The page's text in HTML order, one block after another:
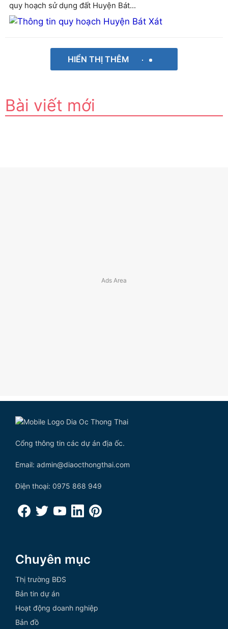
quy hoạch sử dụng đất Huyện Bát...
HIỂN THỊ THÊM
Bài viết mới
Cổng thông tin các dự án địa ốc.
Email: admin@diaocthongthai.com
Điện thoại: 0975 868 949
Chuyên mục
Thị trường BĐS
Bản tin dự án
Hoạt động doanh nghiệp
Bản đồ